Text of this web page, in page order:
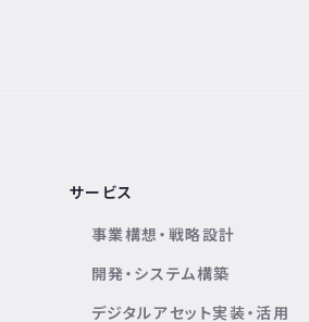
サービス
事業構想・戦略設計
開発・システム構築
デジタルアセット実装・活用